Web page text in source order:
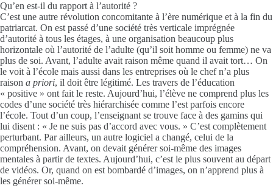
Qu’en est-il du rapport à l’autorité ?
C’est une autre révolution concomitante à l’ère numérique et à la fin du
patriarcat. On est passé d’une société très verticale imprégnée
d’autorité à tous les étages, à une organisation beaucoup plus
horizontale où l’autorité de l’adulte (qu’il soit homme ou femme) ne va
plus de soi. Avant, l’adulte avait raison même quand il avait tort… On
le voit à l’école mais aussi dans les entreprises où le chef n’a plus
raison a priori, il doit être légitimé. Les travers de l’éducation
« positive » ont fait le reste. Aujourd’hui, l’élève ne comprend plus les
codes d’une société très hiérarchisée comme l’est parfois encore
l’école. Tout d’un coup, l’enseignant se trouve face à des gamins qui
lui disent : « Je ne suis pas d’accord avec vous. » C’est complètement
perturbant. Par ailleurs, un autre logiciel a changé, celui de la
compréhension. Avant, on devait générer soi-même des images
mentales à partir de textes. Aujourd’hui, c’est le plus souvent au départ
de vidéos. Or, quand on est bombardé d’images, on n’apprend plus à
les générer soi-même.